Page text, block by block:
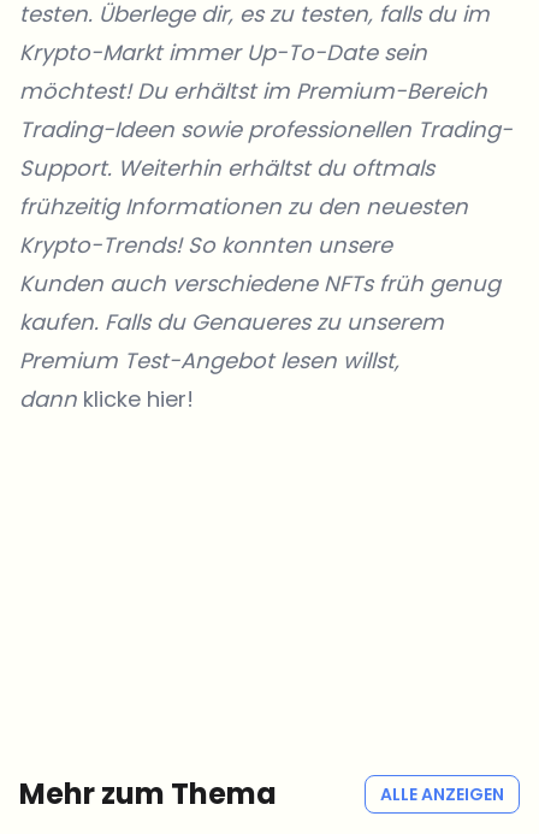
testen. Überlege dir, es zu testen, falls du im
Krypto-Markt immer Up-To-Date sein
möchtest! Du erhältst im Premium-Bereich
Trading-Ideen sowie professionellen Trading-
Support. Weiterhin erhältst du oftmals
frühzeitig Informationen zu den neuesten
Krypto-Trends! So konnten unsere
Kunden auch verschiedene NFTs früh genug
kaufen. Falls du Genaueres zu unserem
Premium Test-Angebot lesen willst,
dann klicke hier!
Mehr zum Thema ALLE ANZEIGEN